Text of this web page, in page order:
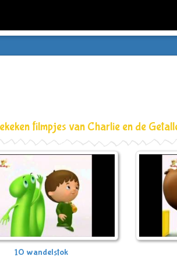
filmpjes van Charlie en de
10 wandelstok